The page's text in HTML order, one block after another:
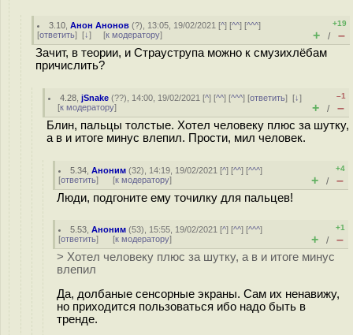
3.10 ,Анон Анонов (?), 13:05, 19/02/2021 [^] [^^] [^^^]
[ответить] [↓] [к модератору]
+19
+ / –
Зачит, в теории, и Страуструпа можно к смузихлёбам
причислить?
4.28 ,jSnake (??), 14:00, 19/02/2021 [^] [^^] [^^^] [ответить][↓]
[к модератору]
–1
+ / –
Блин, пальцы толстые. Хотел человеку плюс за шутку,
а в и итоге минус влепил. Прости, мил человек.
5.34 ,Аноним (32), 14:19, 19/02/2021 [^] [^^] [^^^]
[ответить] [к модератору]
+4
+ / –
Люди, подгоните ему точилку для пальцев!
5.53 ,Аноним (53), 15:55, 19/02/2021 [^] [^^] [^^^]
[ответить] [к модератору]
+1
+ / –
> Хотел человеку плюс за шутку, а в и итоге минус
влепил
Да, долбаные сенсорные экраны. Сам их ненавижу,
но приходится пользоваться ибо надо быть в
тренде.